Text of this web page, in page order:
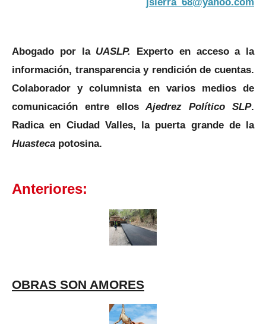
Abogado por la UASLP. Experto en acceso a la
información, transparencia y rendición de cuentas.
Colaborador y columnista en varios medios de
comunicación entre ellosAjedrez Político SLP.
Radica en Ciudad Valles, la puerta grande de la
Huasteca potosina.
Anteriores:
OBRAS SON AMORES